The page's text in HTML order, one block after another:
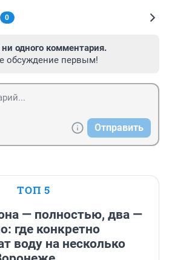
0
одного комментария.
обсуждение первым!
Отправить
ТОП 5
— полностью, два —
где конкретно
воду на несколько